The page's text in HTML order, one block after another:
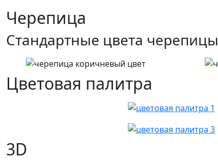
Черепица
Стандартные цвета черепицы
Цветовая палитра
3D